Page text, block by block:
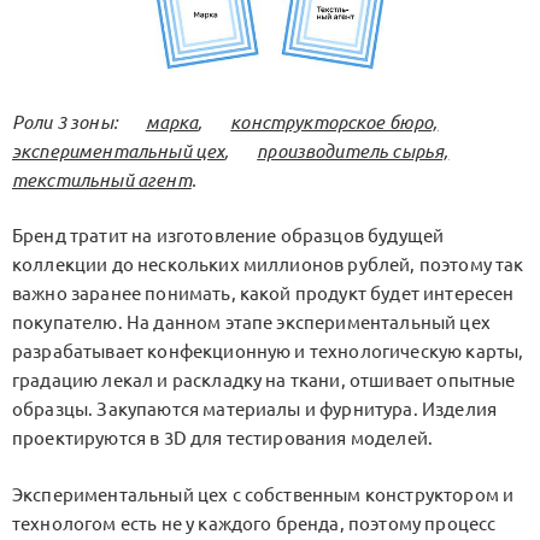
Роли 3 зоны: марка,
конструкторское бюро,
экспериментальный цех,
производитель сырья,
текстильный агент.
Бренд тратит на изготовление образцов будущей
коллекции до нескольких миллионов рублей, поэтому так
важно заранее понимать, какой продукт будет интересен
покупателю. На данном этапе экспериментальный цех
разрабатывает конфекционную и технологическую карты,
градацию лекал и раскладку на ткани, отшивает опытные
образцы. Закупаются материалы и фурнитура. Изделия
проектируются в 3D для тестирования моделей.
Экспериментальный цех с собственным конструктором и
технологом есть не у каждого бренда, поэтому процесс